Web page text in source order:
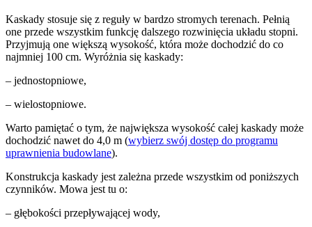
Kaskady stosuje się z reguły w bardzo stromych terenach. Pełnią
one przede wszystkim funkcję dalszego rozwinięcia układu stopni.
Przyjmują one większą wysokość, która może dochodzić do co
najmniej 100 cm. Wyróżnia się kaskady:
– jednostopniowe,
– wielostopniowe.
Warto pamiętać o tym, że największa wysokość całej kaskady może
dochodzić nawet do 4,0 m (wybierz swój dostęp do programu
uprawnienia budowlane).
Konstrukcja kaskady jest zależna przede wszystkim od poniższych
czynników. Mowa jest tu o:
– głębokości przepływającej wody,